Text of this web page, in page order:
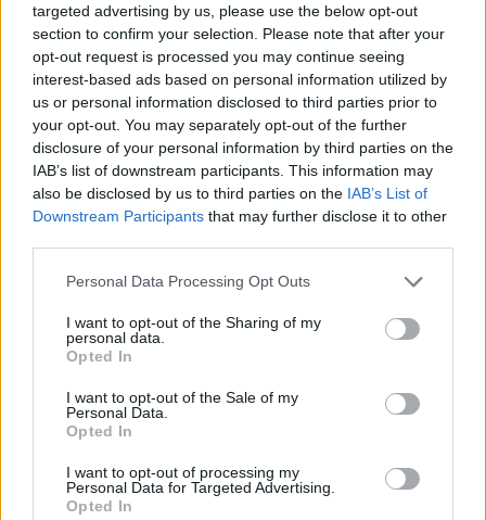
targeted advertising by us, please use the below opt-out
section to confirm your selection. Please note that after your
opt-out request is processed you may continue seeing
interest-based ads based on personal information utilized by
us or personal information disclosed to third parties prior to
your opt-out. You may separately opt-out of the further
disclosure of your personal information by third parties on the
IAB’s list of downstream participants. This information may
also be disclosed by us to third parties on the IAB’s List of
Downstream Participants that may further disclose it to other
Please note that this website/app uses one or more Google
not limited to your visit or usage behaviour. You may click to
grant or deny consent to Google and its third-party tags to
use your data for below specified purposes in below Google
consent section.
Personal Data Processing Opt Outs
I want to opt-out of the Sharing of my
personal data.
Opted In
I want to opt-out of the Sale of my
Personal Data.
Opted In
I want to opt-out of processing my
Personal Data for Targeted Advertising.
Opted In
Címkék: #andrew garfield #florence pugh #we live in time
Hozzászólások
Iskolai lövöldözésről
készítettek játékot egy áldozat
szülei